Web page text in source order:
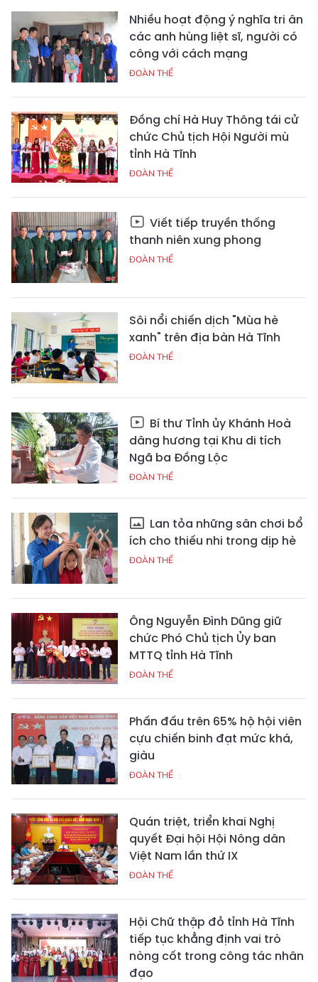
Nhiều hoạt động ý nghĩa tri ân
các anh hùng liệt sĩ, người có
công với cách mạng
ĐOÀN THỂ
Đồng chí Hà Huy Thông tái cử
chức Chủ tịch Hội Người mù
tỉnh Hà Tĩnh
ĐOÀN THỂ
Viết tiếp truyền thống
thanh niên xung phong
ĐOÀN THỂ
Sôi nổi chiến dịch "Mùa hè
xanh" trên địa bàn Hà Tĩnh
ĐOÀN THỂ
Bí thư Tỉnh ủy Khánh Hoà
dâng hương tại Khu di tích
Ngã ba Đồng Lộc
ĐOÀN THỂ
Lan tỏa những sân chơi bổ
ích cho thiếu nhi trong dịp hè
ĐOÀN THỂ
Ông Nguyễn Đình Dũng giữ
chức Phó Chủ tịch Ủy ban
MTTQ tỉnh Hà Tĩnh
ĐOÀN THỂ
Phấn đấu trên 65% hộ hội viên
cựu chiến binh đạt mức khá,
giàu
ĐOÀN THỂ
Quán triệt, triển khai Nghị
quyết Đại hội Hội Nông dân
Việt Nam lần thứ IX
ĐOÀN THỂ
Hội Chữ thập đỏ tỉnh Hà Tĩnh
tiếp tục khẳng định vai trò
nòng cốt trong công tác nhân
đạo